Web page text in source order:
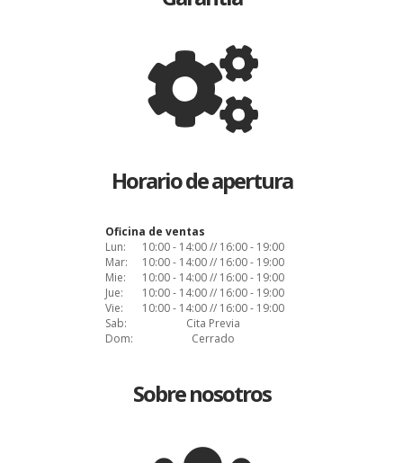
Horario de apertura
Oficina de ventas
Lun:
10:00 - 14:00 // 16:00 - 19:00
Mar:
10:00 - 14:00 // 16:00 - 19:00
Mie:
10:00 - 14:00 // 16:00 - 19:00
Jue:
10:00 - 14:00 // 16:00 - 19:00
Vie:
10:00 - 14:00 // 16:00 - 19:00
Sab:
Cita Previa
Dom:
Cerrado
Sobre nosotros